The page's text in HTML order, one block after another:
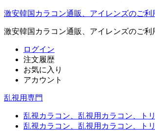
激安韓国カラコン通販、アイレンズのご
激安韓国カラコン通販、アイレンズのご
ログイン
注文履歴
お気に入り
アカウント
乱視用専門
乱視カラコン、乱視用カラコン、ト
乱視カラコン、乱視用カラコン、ト